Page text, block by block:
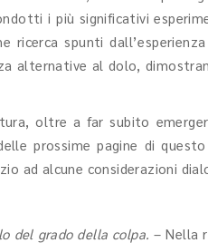
i più significativi
ricerca spunti
alternative al dolo,
oltre a far subito
prossime pagine di questo
ad alcune considerazioni
del grado della colpa. – Nella